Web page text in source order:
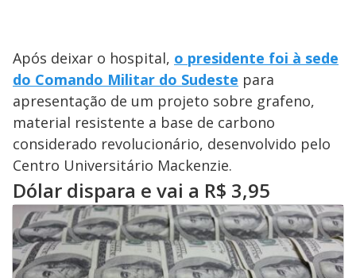
Após deixar o hospital, o presidente foi à sede
do Comando Militar do Sudeste para
apresentação de um projeto sobre grafeno,
material resistente a base de carbono
considerado revolucionário, desenvolvido pelo
Centro Universitário Mackenzie.
Dólar dispara e vai a R$ 3,95